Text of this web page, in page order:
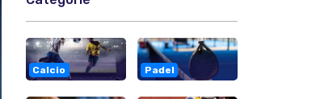
Calcio Padel